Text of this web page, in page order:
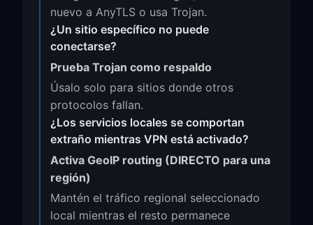
nuevo a AnyTLS o usa Trojan.
¿Un sitio específico no puede
conectarse?
Prueba Trojan como respaldo
Úsalo solo para sitios donde otros
protocolos fallan.
¿Los servicios locales se comportan
extraño mientras VPN está activado?
Activa GeoIP routing (DIRECTO para una
región)
Mantén el tráfico regional seleccionado
local mientras el resto permanece